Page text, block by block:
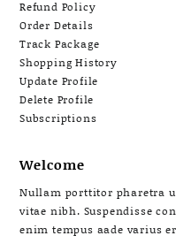
Refund Policy
Order Details
Track Package
Shopping History
Update Profile
Delete Profile
Subscriptions
Welcome
Nullam porttitor pharetra
vitae nibh. Suspendisse
enim tempus aade varius